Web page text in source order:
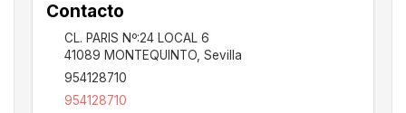
Contacto
CL. PARIS Nº:24 LOCAL 6
41089 MONTEQUINTO Sevilla
954128710
954128710